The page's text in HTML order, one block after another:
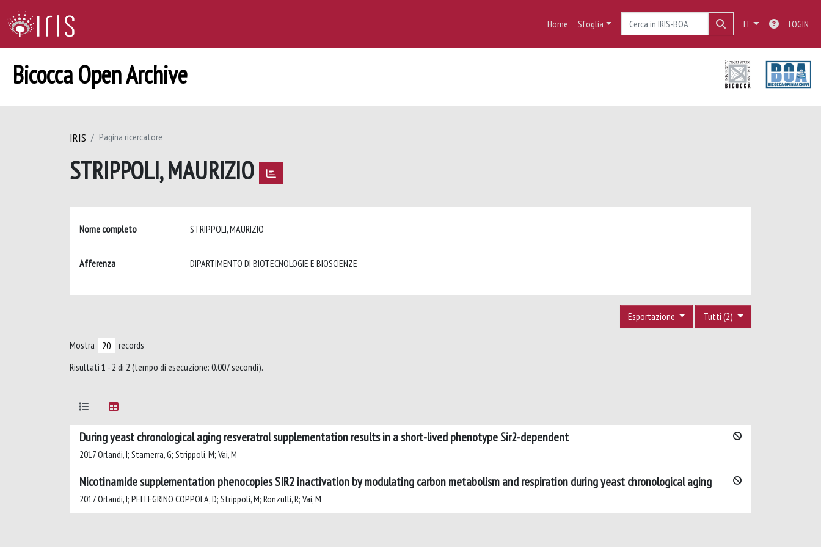
Home Sfoglia IT LOGIN
Bicocca Open Archive
IRIS Pagina ricercatore
STRIPPOLI, MAURIZIO
Nome completo STRIPPOLI, MAURIZIO
Afferenza DIPARTIMENTO DI BIOTECNOLOGIE E BIOSCIENZE
Tutti (2)
Esportazione
Mostra
records
Risultati 1 - 2 di 2 (tempo di esecuzione: 0.007 secondi).
During yeast chronological aging resveratrol supplementation results in a short-lived phenotype Sir2-dependent
2017 Orlandi, I; Stamerra, G; Strippoli, M; Vai, M
Nicotinamide supplementation phenocopies SIR2 inactivation by modulating carbon metabolism and respiration during yeast chronological aging
2017 Orlandi, I; PELLEGRINO COPPOLA, D; Strippoli, M; Ronzulli, R; Vai, M